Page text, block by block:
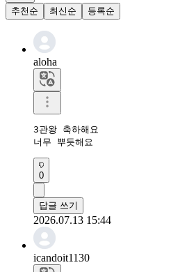
추천순
최신순 등록순
aloha
3관왕 축하해요
너무 뿌듯해요
0
답글 쓰기
2026.07.13 15:44
icandoit1130